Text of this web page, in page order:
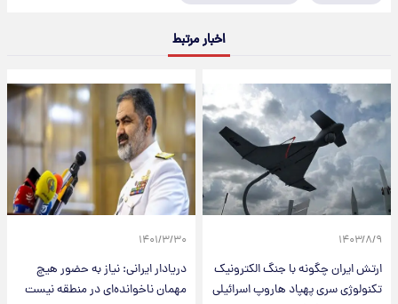
اخبار مرتبط
۱۴۰۳/۸/۹
ارتش ایران چگونه با جنگ الکترونیک
تکنولوژی سری پهپاد هاروپ اسرائیلی
۱۴۰۱/۳/۳۰
دریادار ایرانی: نیاز به حضور هیچ
مهمان ناخوانده‌‌ای در منطقه نیست